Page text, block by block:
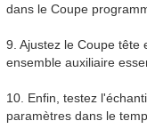
dans le Coupe
9. Ajustez le Coupe tête
ensemble auxiliaire
10. Enfin, testez
paramètres dans le